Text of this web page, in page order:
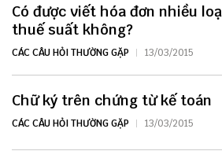
Có được viết hóa đơn nhiều
thuế suất không?
CÁC CÂU HỎI THƯỜNG GẶP 13/03/2015
Chữ ký trên chứng từ kế toán
CÁC CÂU HỎI THƯỜNG GẶP 13/03/2015